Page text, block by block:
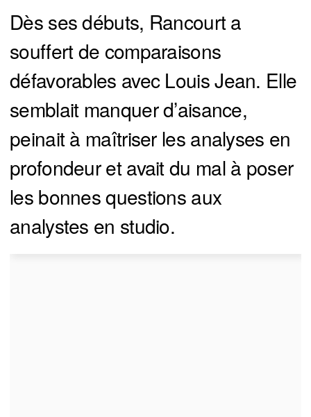
Dès ses débuts, Rancourt a
souffert de comparaisons
défavorables avec Louis Jean. Elle
semblait manquer d’aisance,
peinait à maîtriser les analyses en
profondeur et avait du mal à poser
les bonnes questions aux
analystes en studio.